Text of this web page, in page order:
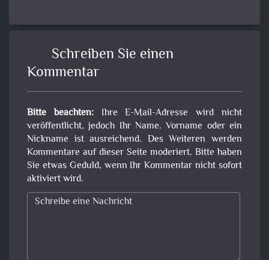
Schreiben Sie einen
Kommentar
Bitte beachten:Ihre E-Mail-Adresse wird nicht
veröffentlicht, jedoch Ihr Name. Vorname oder ein
Nickname ist ausreichend. Des Weiteren werden
Kommentare auf dieser Seite moderiert. Bitte haben
Sie etwas Geduld, wenn Ihr Kommentar nicht sofort
aktiviert wird.